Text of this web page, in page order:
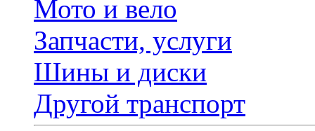
Мото и вело
Запчасти, услуги
Шины и диски
Другой транспорт